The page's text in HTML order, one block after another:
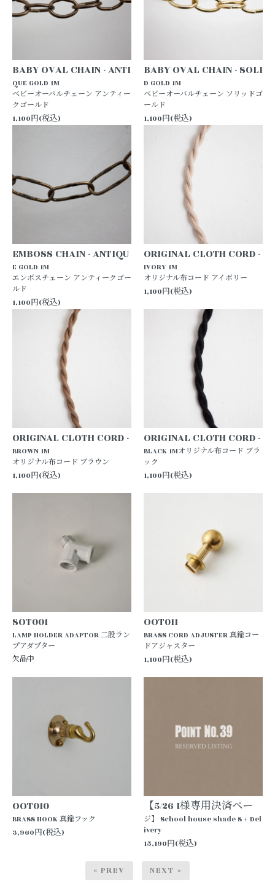
BABY OVAL CHAIN - ANTI
QUE GOLD 1M
ベビーオーバルチェーン アンティー
クゴールド
1,100円(税込)
BABY OVAL CHAIN - SOLI
D GOLD 1M
ベビーオーバルチェーン ソリッドゴ
ールド
1,100円(税込)
EMBOSS CHAIN - ANTIQU
E GOLD 1M
エンボスチェーン アンティークゴー
ルド
1,100円(税込)
ORIGINAL CLOTH CORD -
IVORY 1M
オリジナル布コード アイボリー
1,100円(税込)
ORIGINAL CLOTH CORD -
BROWN 1M
オリジナル布コード ブラウン
1,100円(税込)
ORIGINAL CLOTH CORD -
BLACK 1Mオリジナル布コード ブラ
ック
1,100円(税込)
SOT001
LAMP HOLDER ADAPTOR 二股ラン
プアダプター
欠品中
OOT011
BRASS CORD ADJUSTER 真鍮コー
ドアジャスター
1,100円(税込)
OOT010
BRASS HOOK 真鍮フック
3,960円(税込)
【5/26 I様専用決済ペー
ジ】 School house shade S + Del
ivery
15,190円(税込)
« PREV NEXT »